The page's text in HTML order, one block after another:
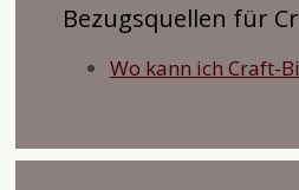
Bezugsquellen für
Wo kann ich Craft-